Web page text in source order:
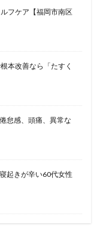
フケア【福岡市南区
本改善なら「たすく
怠感、頭痛、異常な
起きが辛い60代女性